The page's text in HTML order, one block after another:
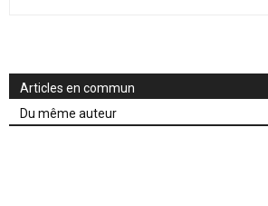
Articles en commun
Du même auteur